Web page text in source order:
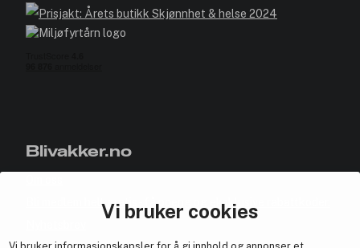
Vi bruker cookies
Blivakker.no
Bli medlem helt gratis - få poeng og eksklusive rabattkoder.